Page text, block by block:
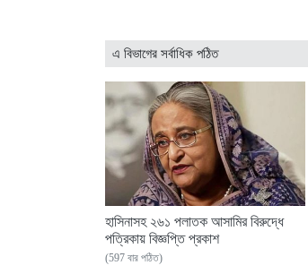
এ বিভাগের সর্বাধিক পঠিত
হাসিনাসহ ২৬১ পলাতক আসামির বিরুদ্ধে
পত্রিকায় বিজ্ঞপ্তি প্রকাশ
(597 বার পঠিত)